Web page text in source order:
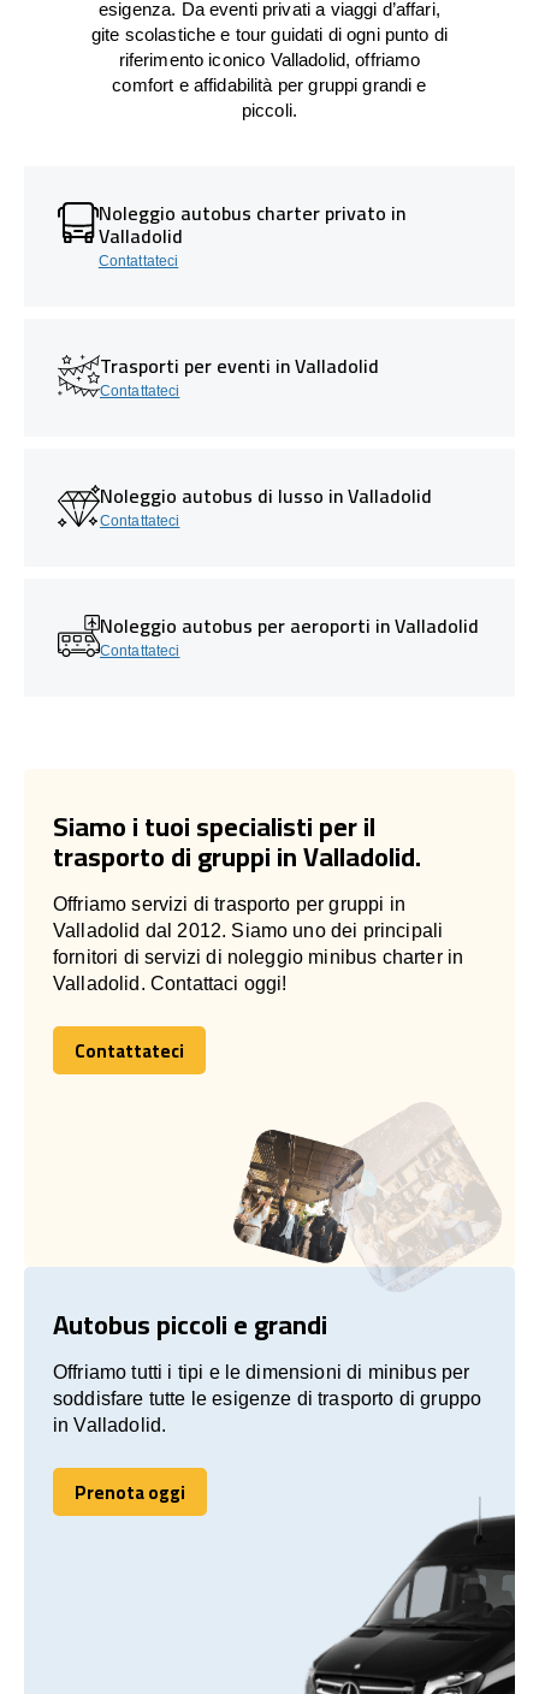
esigenza. Da eventi privati a viaggi d’affari,
gite scolastiche e tour guidati di ogni punto di
riferimento iconico Valladolid, offriamo
comfort e affidabilità per gruppi grandi e
piccoli.
Noleggio autobus charter privato in
Valladolid
Contattateci
Trasporti per eventi in Valladolid
Contattateci
Noleggio autobus di lusso in Valladolid
Contattateci
Noleggio autobus per aeroporti in Valladolid
Contattateci
Siamo i tuoi specialisti per il
trasporto di gruppi in Valladolid.
Offriamo servizi di trasporto per gruppi in
Valladolid dal 2012. Siamo uno dei principali
fornitori di servizi di noleggio minibus charter in
Valladolid. Contattaci oggi!
Contattateci
Contattateci
Autobus piccoli e grandi
Offriamo tutti i tipi e le dimensioni di minibus per
soddisfare tutte le esigenze di trasporto di gruppo
in Valladolid.
Prenota oggi
Prenota oggi